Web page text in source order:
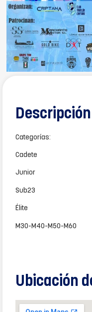
Categorías:
Cadete
Junior
Sub23
Élite
M30-M40-M50-M60
Ubicación